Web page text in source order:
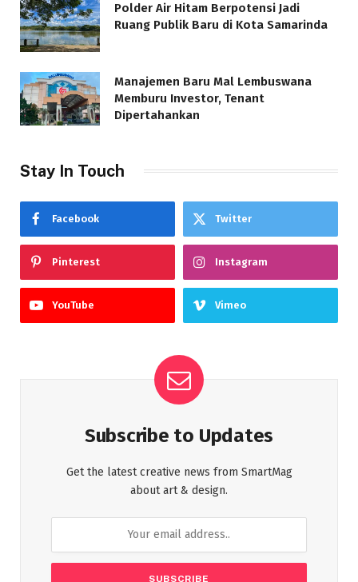
Polder Air Hitam Berpotensi Jadi
Ruang Publik Baru di Kota Samarinda
Manajemen Baru Mal Lembuswana
Memburu Investor, Tenant
Dipertahankan
Stay In Touch
Facebook Twitter
Pinterest Instagram
YouTube Vimeo
Subscribe to Updates
Get the latest creative news from SmartMag
about art & design.